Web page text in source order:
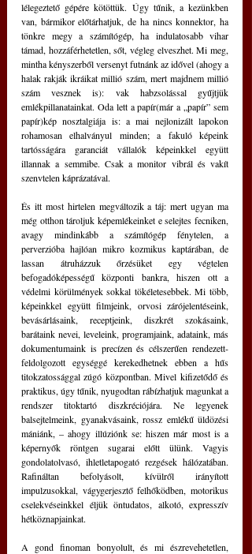
lélegeztető gépére kötöttük. Úgy tűnik, a kezünkben
van, bármikor előtárhatjuk, de ha nincs konnektor, ha
tönkre megy a számítógép, ha indulatosabb vihar
támad, hozzáférhetetlen, sőt, végleg elveszhet. Mi meg,
mintha kényszerből versenyt futnánk az idővel (ahogy a
halak rakják ikráikat millió szám, mert majdnem millió
szám vesznek is): vak habzsolással gyűjtjük
emlékpillanatainkat. Oda lett a papír(már a „papír” sem
papír)kép nosztalgiája is: a mai nejlonizált lapokon
rohamosan elhalványul minden; a fakuló képeink
tartósságára garanciát vállalók képeinkkel együtt
illannak a semmibe. Csak a monitor vibrál és vakít
szenvtelen káprázatával.
És itt most hirtelen megváltozik a táj: mert ugyan ma
még otthon tároljuk képemlékeinket e selejtes fecniken,
avagy mindinkább a számítógép fénytelen, a
perverzióba hajlóan mikro kozmikus kaptárában, de
lassan átruházzuk őrzésüket egy végtelen
befogadóképességű központi bankra, hiszen ott a
védelmi körülmények sokkal tökéletesebbek. Mi több,
képeinkkel együtt filmjeink, orvosi zárójelentéseink,
bevásárlásaink, receptjeink, diszkrét szokásaink,
barátaink nevei, leveleink, programjaink, adataink, más
dokumentumaink is precízen és célszerűen rendezett-
feldolgozott egységgé kerekedhetnek ebben a hűs
titokzatossággal zúgó központban. Mivel kifizetődő és
praktikus, úgy tűnik, nyugodtan rábízhatjuk magunkat a
rendszer titoktartó diszkréciójára. Ne legyenek
balsejtelmeink, gyanakvásaink, rossz emlékű üldözési
mániánk, – ahogy illúziónk se: hiszen már most is a
képernyők röntgen sugarai előtt ülünk. Vagyis
gondolatolvasó, ihletletapogató rezgések hálózatában.
Rafináltan befolyásolt, kívülről irányított
impulzusokkal, vágygerjesztő felhőködben, motorikus
cselekvéseinkkel éljük öntudatos, alkotó, expresszív
hétköznapjainkat.
A gond finoman bonyolult, és mi észrevehetetlen,